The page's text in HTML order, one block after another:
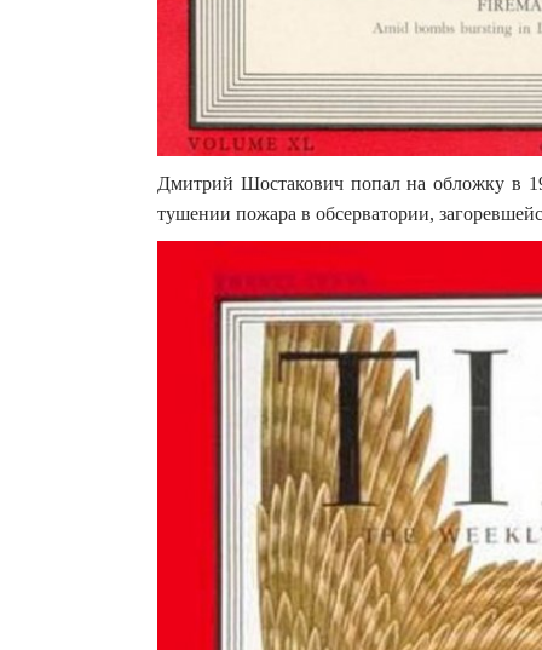
Дмитрий Шостакович попал на обложку в
тушении пожара в обсерватории,